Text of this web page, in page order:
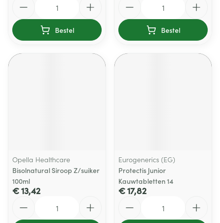
Bestel Bestel
Opella Healthcare
Bisolnatural Siroop Z/suiker
100ml
€ 13,42
Eurogenerics (EG)
Protectis Junior
Kauwtabletten 14
€ 17,82